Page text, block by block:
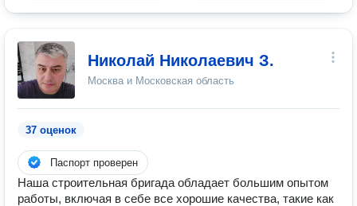
Николай Николаевич З.
Москва и Московская область
37 оценок
Паспорт проверен
Наша строительная бригада обладает большим опытом
работы, включая в себе все хорошие качества, такие как